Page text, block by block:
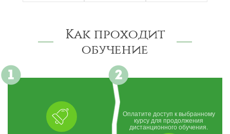
Как проходит
обучение
Оплатите доступ к выбранному
курсу для продолжения
дистанционного обучения.